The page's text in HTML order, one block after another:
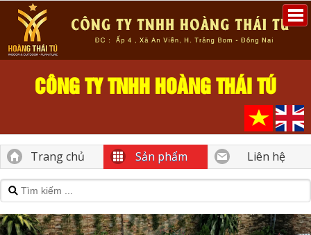
CÔNG TY TNHH HOÀNG THÁI TÚ
Trang chủ Sản phẩm Liên hệ